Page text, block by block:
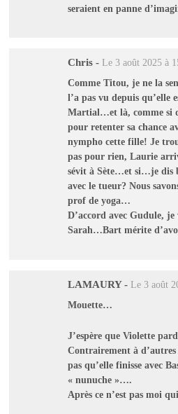
seraient en panne
Chris - Le 3 août 2025 à
Comme Titou, je ne la
l’a pas vu depuis qu’elle
Martial…et là, comme si
pour retenter sa chance
nympho cette fille! Je
pas pour rien, Laurie
sévit à Sète…et si…je dis
avec le tueur? Nous
prof de yoga…
D’accord avec Gudule,
Sarah…Bart mérite
LAMAURY - Le 3 août
Mouette…
J’espère que Violette
Contrairement à
pas qu’elle finisse avec
« nunuche »….
Après ce n’est pas moi